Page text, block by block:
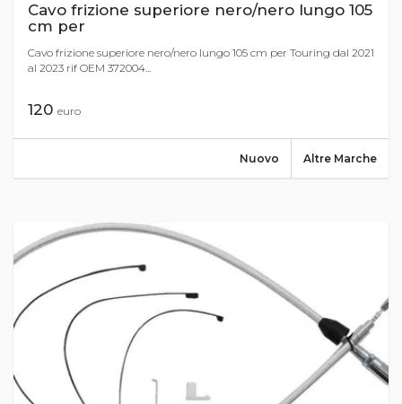
Cavo frizione superiore nero/nero lungo 105
cm per
Cavo frizione superiore nero/nero lungo 105 cm per Touring dal 2021
al 2023 rif OEM 372004...
120 euro
Altre Marche
Nuovo